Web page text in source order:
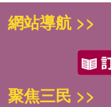
網站導航 >>
聚焦三民 >>